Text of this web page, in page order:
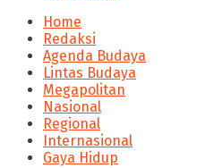
Home
Redaksi
Agenda Budaya
Lintas Budaya
Megapolitan
Nasional
Regional
Internasional
Gaya Hidup